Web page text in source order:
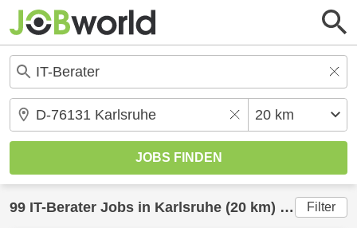
99 IT-Berater Jobs in Karlsruhe (20 km) gefunden Filter